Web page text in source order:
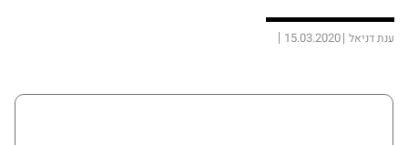
ענת דניאל 15.03.2020